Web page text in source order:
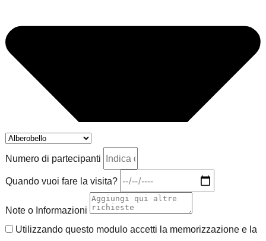
Numero di partecipanti
Quando vuoi fare la visita?
Note o Informazioni
Utilizzando questo modulo accetti la memorizzazione e la